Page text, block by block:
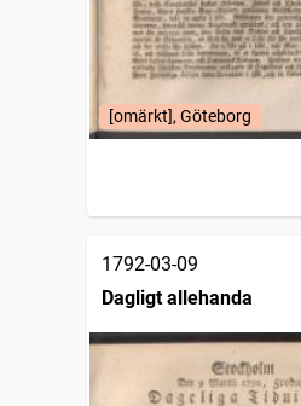
[omärkt], Göteborg
1792-03-09
Dagligt allehanda